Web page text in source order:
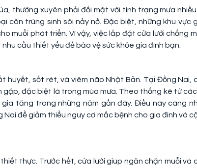
thường xuyên phải đối mặt với tình trạng mưa
côn trùng sinh sôi nảy nở. Đặc biệt, những khu vực
muỗi phát triển. Vì vậy, việc lắp đặt cửa lưới chống
cầu thiết yếu để bảo vệ sức khỏe gia đình bạn.
huyết, sốt rét, và viêm não Nhật Bản. Tại Đồng Nai,
gặp, đặc biệt là trong mùa mưa. Theo thống kê từ
tăng trong những năm gần đây. Điều này càng
để giảm thiểu nguy cơ mắc bệnh cho gia đình và
thực. Trước hết, cửa lưới giúp ngăn chặn muỗi và